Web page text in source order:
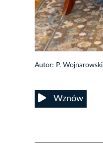
Autor: P. Wojnarowski
Wznów